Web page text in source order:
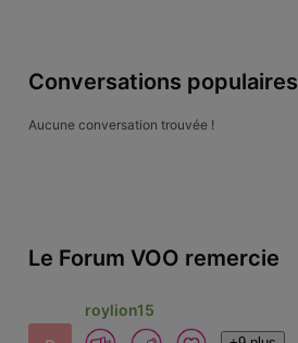
Conversations populaires
Aucune conversation trouvée !
Le Forum VOO remercie
roylion15